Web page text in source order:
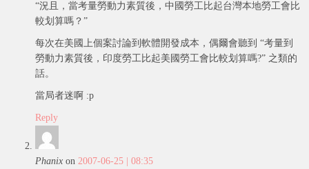
“況且，當考量勞動力素質後，中國勞工比起台灣本地勞工會比
較划算嗎？”
每次在美國上個案討論到軟體開發成本，偶爾會聽到 “考量到
勞動力素質後，印度勞工比起美國勞工會比較划算嗎?” 之類的
話。
當局者迷啊 :p
Reply
Phanix on2007-06-25 | 08:35